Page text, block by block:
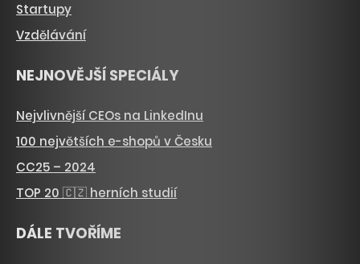
Startupy
Vzdělávání
NEJNOVĚJŠÍ SPECIÁLY
Nejvlivnější CEOs na LinkedInu
100 největších e-shopů v Česku
CC25 – 2024
TOP 20 🇨🇿 herních studií
DÁLE TVOŘÍME